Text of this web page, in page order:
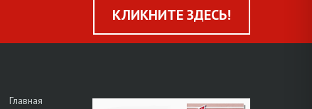
КЛИКНИТЕ ЗДЕСЬ!
Главная